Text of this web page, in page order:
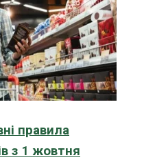
правила
з 1 жовтня